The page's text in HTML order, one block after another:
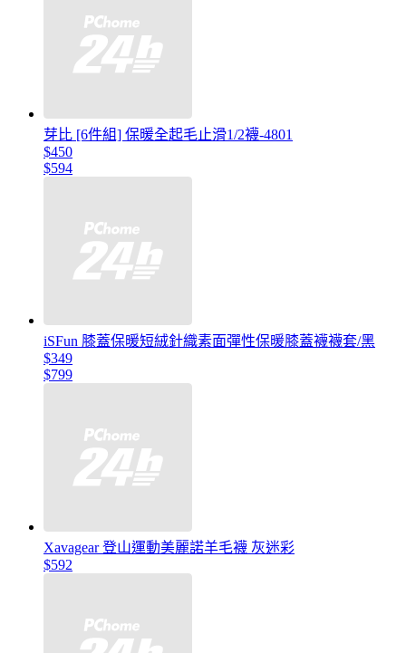
芽比 [6件組] 保暖全起毛止滑1/2襪-4801
$450
$594
iSFun 膝蓋保暖短絨針織素面彈性保暖膝蓋襪襪套/黑
$349
$799
Xavagear 登山運動美麗諾羊毛襪 灰迷彩
$592